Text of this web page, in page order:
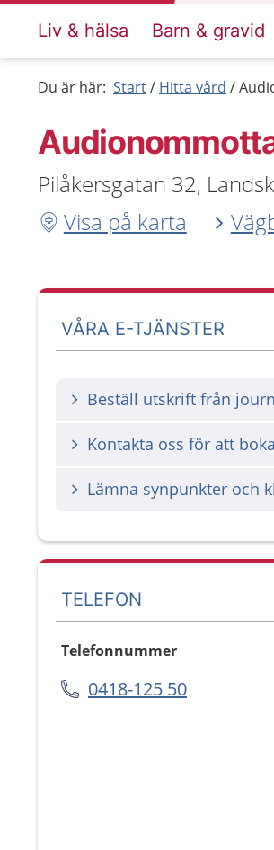
Liv & hälsa Barn & gravid
Du är här: Start Hitta vård
Pilåkersgatan 32,
Visa på karta
VÅRA E-TJÄNSTER
Beställ utskrift från
Kontakta oss för att
Lämna synpunkter och
TELEFON
Telefonnummer
0418-125 50